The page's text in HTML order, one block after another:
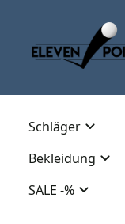
Schläger
Bekleidung
SALE -%